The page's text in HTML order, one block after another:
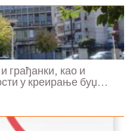
грађанки, као и
у креирање буџ...